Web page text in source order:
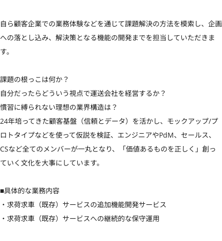
自ら顧客企業での業務体験などを通じて課題解決の方法を模索し、企画
への落とし込み、解決策となる機能の開発までを担当していただきま
す。
課題の根っこは何か？
自分だったらどういう視点で運送会社を経営するか？
慣習に縛られない理想の業界構造は？
24年培ってきた顧客基盤（信頼とデータ）を活かし、モックアップ/プ
ロトタイプなどを使って仮説を検証、エンジニアやPdM、セールス、
CSなど全てのメンバーが一丸となり、「価値あるものを正しく」創っ
ていく文化を大事にしています。
■具体的な業務内容
・求荷求車（既存）サービスの追加機能開発サービス
・求荷求車（既存）サービスへの継続的な保守運用